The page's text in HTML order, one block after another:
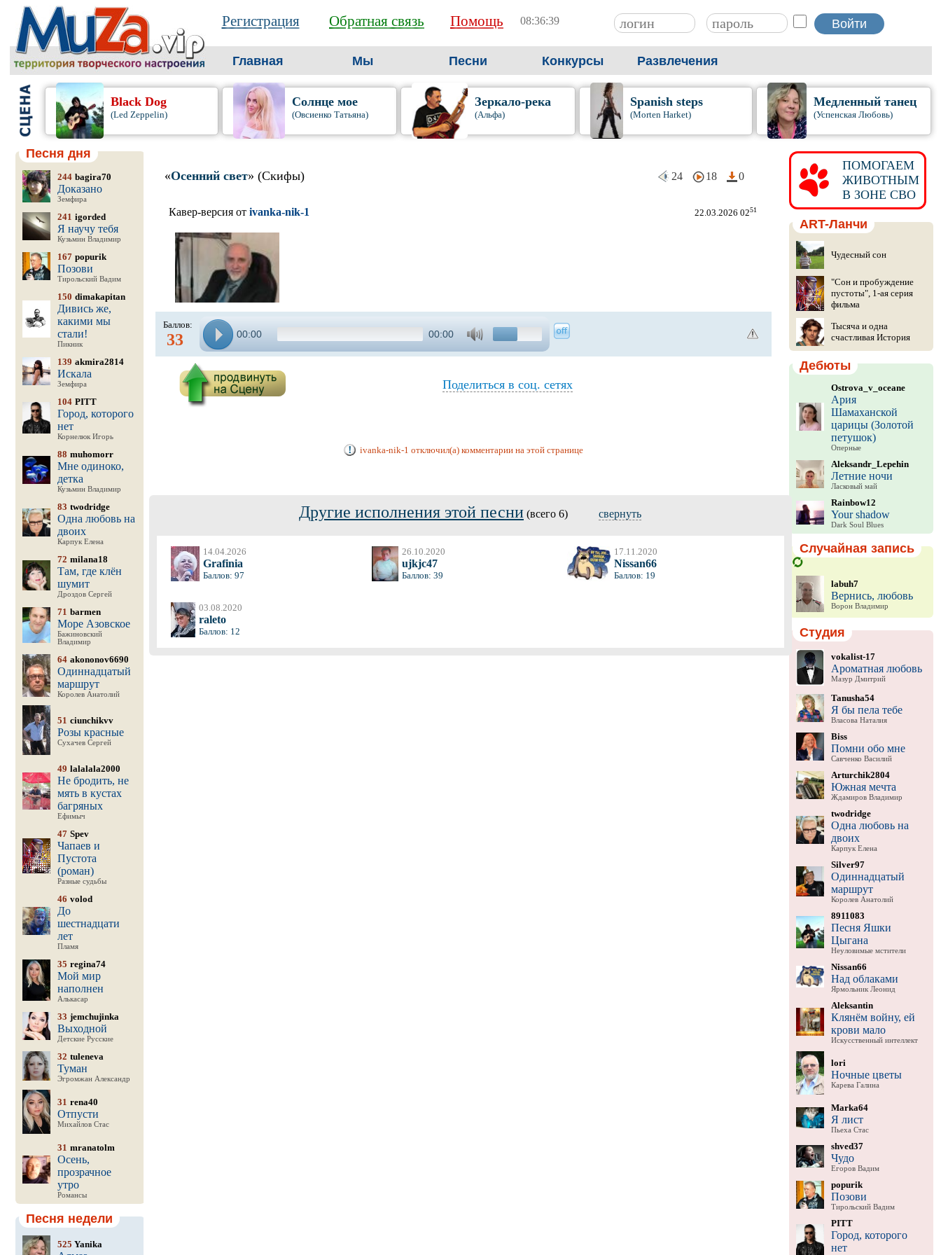
Регистрация Обратная связь Помощь 08:36:40
Главная Мы Песни Конкурсы Развлечения
Black Dog
(Led Zeppelin)
Солнце мое
(Овсиенко Татьяна)
Зеркало-река
(Альфа)
Spanish steps
(Morten Harket)
Медленный танец
(Успенская Любовь)
Песня дня
244 bagira70
Доказано
Земфира
241 igorded
Я научу тебя
Кузьмин Владимир
167 popurik
Позови
Тирольский Вадим
150 dimakapitan
Дивись же,
какими мы
стали!
Пикник
139 akmira2814
Искала
Земфира
104 PITT
Город, которого
нет
Корнелюк Игорь
88 muhomorr
Мне одиноко,
детка
Кузьмин Владимир
83 twodridge
Одна любовь на
двоих
Карпук Елена
72 milana18
Там, где клён
шумит
Дроздов Сергей
71 barmen
Море Азовское
Бажиновский
Владимир
64 akononov6690
Одиннадцатый
маршрут
Королев Анатолий
51 ciunchikvv
Розы красные
Сухачев Сергей
49 lalalala2000
Не бродить, не
мять в кустах
багряных
Ефимыч
47 Spev
Чапаев и
Пустота
(роман)
Разные судьбы
46 volod
До
шестнадцати
лет
Пламя
35 regina74
Мой мир
наполнен
Алькасар
33 jemchujinka
Выходной
Детские Русские
32 tuleneva
Туман
Эгромжан Александр
31 rena40
Отпусти
Михайлов Стас
31 mranatolm
Осень,
прозрачное
утро
Романсы
Песня недели
525 Yanika
«Осенний свет» (Скифы) 24 18 0
Кавер-версия от ivanka-nik-1 22.03.2026 0251
Баллов:
33 00:00 00:00
Поделиться в соц. сетях
ivanka-nik-1 отключил(а) комментарии на этой странице
Другие исполнения этой песни (всего 6) свернуть
14.04.2026
Grafinia
Баллов: 97
26.10.2020
ujkjc47
Баллов: 39
17.11.2020
Nissan66
Баллов: 19
03.08.2020
raleto
Баллов: 12
ПОМОГАЕМ
ЖИВОТНЫМ
В ЗОНЕ СВО
ART-Ланчи
Чудесный сон
"Сон и пробуждение
пустоты", 1-ая серия
фильма
Тысяча и одна
счастливая История
Дебюты
Ostrova_v_oceane
Ария
Шамаханской
царицы (Золотой
петушок)
Оперные
Aleksandr_Lepehin
Летние ночи
Ласковый май
Rainbow12
Your shadow
Dark Soul Blues
Случайная запись
labuh7
Вернись, любовь
Ворон Владимир
Студия
vokalist-17
Ароматная любовь
Мазур Дмитрий
Tanusha54
Я бы пела тебе
Власова Наталия
Biss
Помни обо мне
Савченко Василий
Arturchik2804
Южная мечта
Ждамиров Владимир
twodridge
Одна любовь на
двоих
Карпук Елена
Silver97
Одиннадцатый
маршрут
Королев Анатолий
8911083
Песня Яшки
Цыгана
Неуловимые мстители
Nissan66
Над облаками
Ярмольник Леонид
Aleksantin
Клянём войну, ей
крови мало
Искусственный интеллект
lori
Ночные цветы
Карева Галина
Marka64
Я лист
Пьеха Стас
shved37
Чудо
Егоров Вадим
popurik
Позови
Тирольский Вадим
PITT
Город, которого
нет